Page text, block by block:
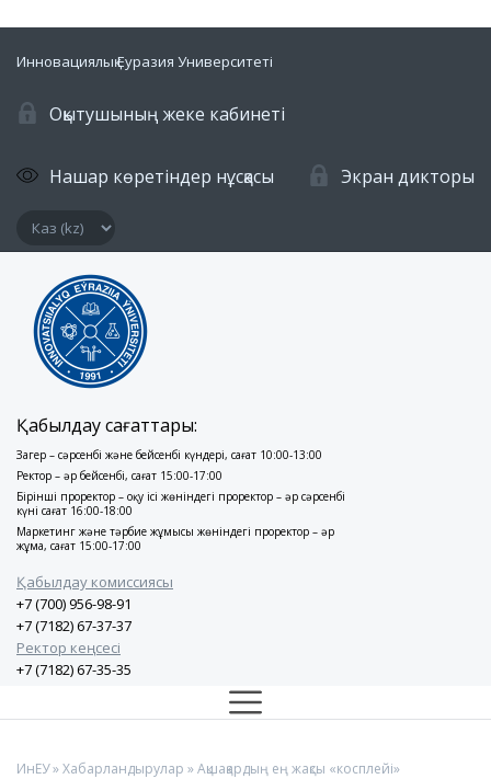
Инновациялық Еуразия Университеті
Оқытушының жеке кабинеті
Нашар көретіндер нұсқасы Экран дикторы
Қабылдау сағаттары:
Заңгер – сәрсенбі және бейсенбі күндері, сағат 10:00-13:00
Ректор – әр бейсенбі, сағат 15:00-17:00
Бірінші проректор – оқу ісі жөніндегі проректор – әр сәрсенбі
күні сағат 16:00-18:00
Маркетинг және тәрбие жұмысы жөніндегі проректор – әр
жұма, сағат 15:00-17:00
Қабылдау комиссиясы
+7 (700) 956-98-91
+7 (7182) 67-37-37
Ректор кеңсесі
+7 (7182) 67-35-35
ИнЕУ»Хабарландырулар » Ақшақардың ең жақсы «косплейі»